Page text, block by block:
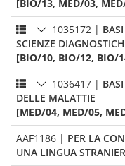
[BIO/13, MED/03,
1035172 |
SCIENZE
[BIO/10, BIO/12, BIO/
1036417 |
DELLE MALATTIE
[MED/04, MED/05,
AAF1186 | PER LA
UNA LINGUA